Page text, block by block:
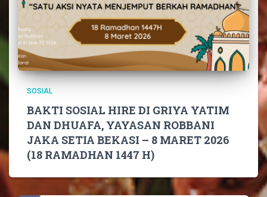
SOSIAL
BAKTI SOSIAL HIRE DI GRIYA YATIM
DAN DHUAFA, YAYASAN ROBBANI
JAKA SETIA BEKASI – 8 MARET 2026
(18 RAMADHAN 1447 H)